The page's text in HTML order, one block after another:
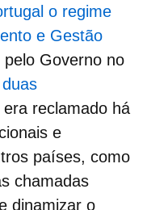
o regime
e Gestão
pelo Governo no
era reclamado há
e
países, como
chamadas
dinamizar o